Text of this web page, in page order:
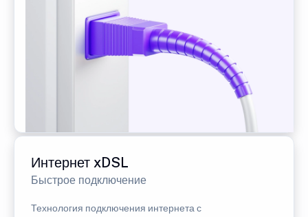
Интернет xDSL
Быстрое подключение
Технология подключения интернета с